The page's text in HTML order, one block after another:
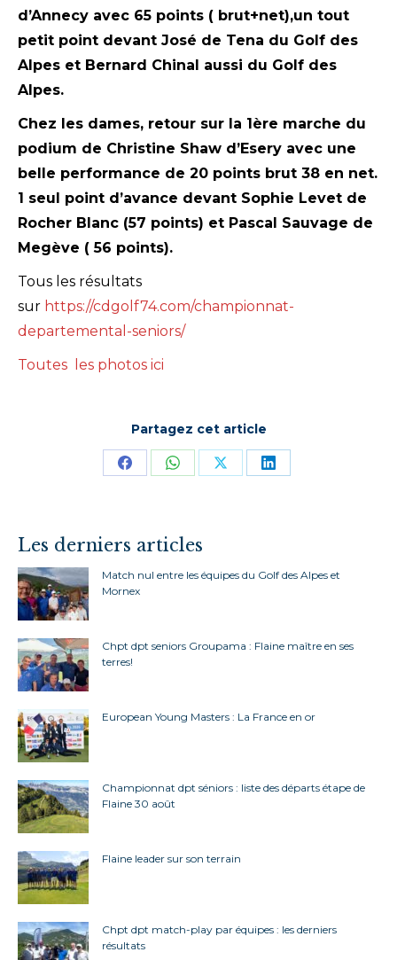
d’Annecy avec 65 points ( brut+net),un tout
petit point devant José de Tena du Golf des
Alpes et Bernard Chinal aussi du Golf des
Alpes.
Chez les dames, retour sur la 1ère marche du
podium de Christine Shaw d’Esery avec une
belle performance de 20 points brut 38 en net.
1 seul point d’avance devant Sophie Levet de
Rocher Blanc (57 points) et Pascal Sauvage de
Megève ( 56 points).
Tous les résultats
sur https://cdgolf74.com/championnat-
departemental-seniors/
Toutes les photos ici
Partagez cet article
PartagerPartagerPartagerPartager
Les derniers articles
Match nul entre les équipes du Golf des Alpes et
Mornex
Chpt dpt seniors Groupama : Flaine maître en ses
terres!
European Young Masters : La France en or
Championnat dpt séniors : liste des départs étape de
Flaine 30 août
Flaine leader sur son terrain
Chpt dpt match-play par équipes : les derniers
résultats